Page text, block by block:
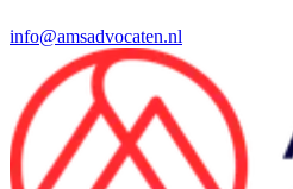
info@amsadvocaten.nl